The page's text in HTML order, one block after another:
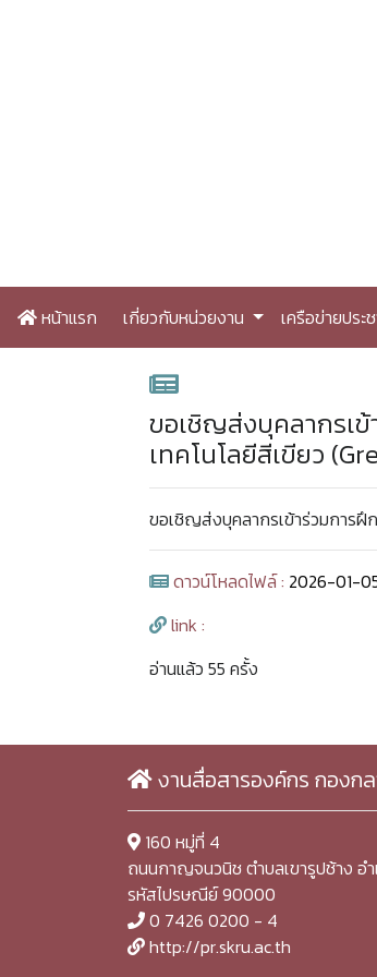
หน้าแรก เกี่ยวกับหน่วยงาน เครือข่ายปร
ขอเชิญส่งบุคลากรเ
เทคโนโลยีสีเขียว
ขอเชิญส่งบุคลากรเข้าร่วมการฝึ
ดาวน์โหลดไฟล์ : 2026-01-
link :
อ่านแล้ว 55 ครั้ง
งานสื่อสารองค์กร กองก
160 หมู่ที่ 4
ถนนกาญจนวนิช ตำบลเขารูปช้าง อ
รหัสไปรษณีย์ 90000
0 7426 0200 - 4
http://pr.skru.ac.th